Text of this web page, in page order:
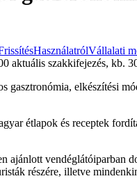
HasználatrólVállalati
aktuális szakkifejezés, kb.
gasztronómia, elkészítési
étlapok és receptek
ajánlott vendéglátóiparban
részére, illetve